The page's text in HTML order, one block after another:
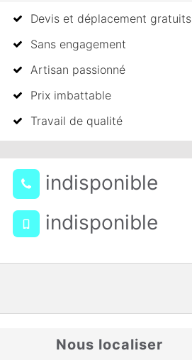
Devis et déplacement gratuits
Sans engagement
Artisan passionné
Prix imbattable
Travail de qualité
indisponible
indisponible
Nous localiser